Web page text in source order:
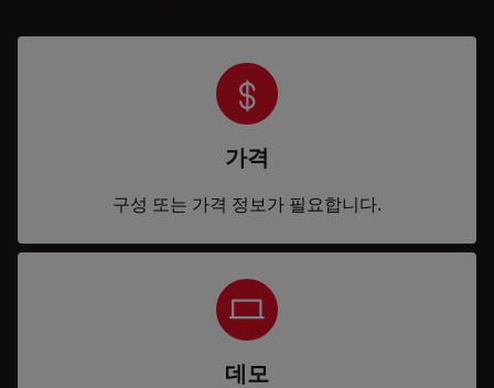
가격
구성 또는 가격 정보가 필요합니다.
데모